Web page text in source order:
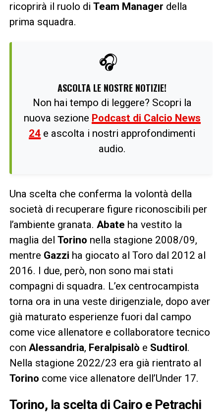
ricoprirà il ruolo di Team Manager della
prima squadra.
🎧
ASCOLTA LE NOSTRE NOTIZIE!
Non hai tempo di leggere? Scopri la
nuova sezione Podcast di Calcio News
24 e ascolta i nostri approfondimenti
audio.
Una scelta che conferma la volontà della
società di recuperare figure riconoscibili per
l’ambiente granata. Abate ha vestito la
maglia del Torino nella stagione 2008/09,
mentre Gazzi ha giocato al Toro dal 2012 al
2016. I due, però, non sono mai stati
compagni di squadra. L’ex centrocampista
torna ora in una veste dirigenziale, dopo aver
già maturato esperienze fuori dal campo
come vice allenatore e collaboratore tecnico
con Alessandria, Feralpisalò e Sudtirol .
Nella stagione 2022/23 era già rientrato al
Torino come vice allenatore dell’Under 17.
Torino, la scelta di Cairo e Petrachi